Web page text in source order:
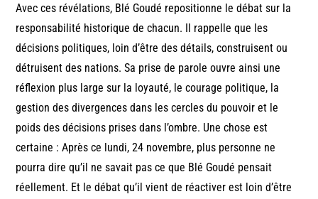
Avec ces révélations, Blé Goudé repositionne le débat sur la
responsabilité historique de chacun. Il rappelle que les
décisions politiques, loin d’être des détails, construisent ou
détruisent des nations. Sa prise de parole ouvre ainsi une
réflexion plus large sur la loyauté, le courage politique, la
gestion des divergences dans les cercles du pouvoir et le
poids des décisions prises dans l’ombre. Une chose est
certaine : Après ce lundi, 24 novembre, plus personne ne
pourra dire qu’il ne savait pas ce que Blé Goudé pensait
réellement. Et le débat qu’il vient de réactiver est loin d’être